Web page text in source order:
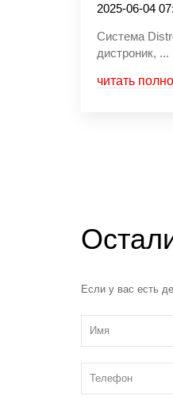
2025-06-04
Система
дистроник, ...
читать
Если у вас есть